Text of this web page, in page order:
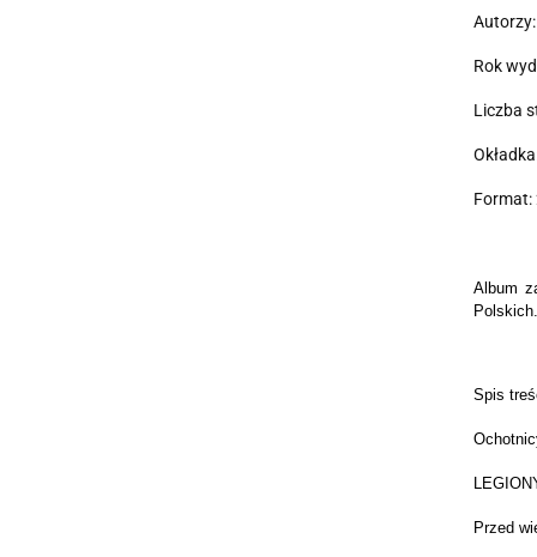
Rok
Liczba
Format:
Album
Polskich.
Spis
Przed